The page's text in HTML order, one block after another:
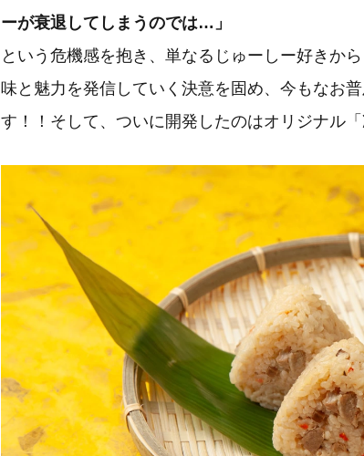
ーが衰退してしまうのでは…」
という危機感を抱き、単なるじゅーしー好きから
味と魅力を発信していく決意を固め、今もなお
す！！そして、ついに開発したのはオリジナル